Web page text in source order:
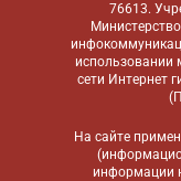
76613.
использовании
сети Интернет
(
На сайте
информации